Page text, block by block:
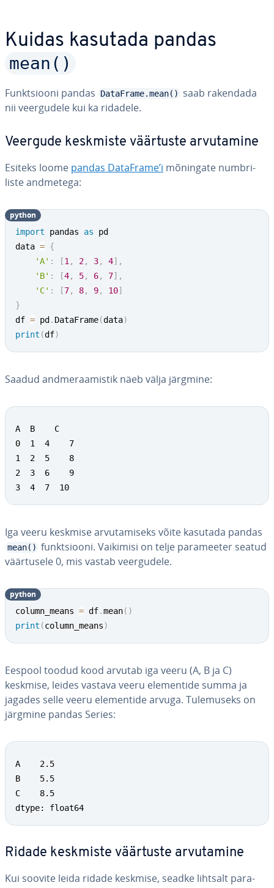
Kuidas kasutada pandas
mean()
Funkt­siooni pandas DataFrame.mean()
saab rakendada
nii veer­gu­dele kui ka ridadele.
Veergude keskmiste väärtuste ar­vu­ta­mine
Esiteks loome pandas DataFrame’i mõningate numb­ri­
liste andmetega:
import pandas as pd
data = {
'A' : [1 , 2, 3, 4] ,
'B' : [4, 5, 6, 7] ,
'C' : [7, 8, 9, 10]
}
df = pd . DataFrame(data)
print (df)
python
Saadud and­me­raa­mis­tik näeb välja järgmine:
A  B    C
0  1  4    7
1  2  5    8
2  3  6    9
3  4  7  10
Iga veeru keskmise ar­vu­ta­miseks võite kasutada pandas
mean() funkt­siooni. Vaikimisi on telje pa­ra­mee­ter seatud
väär­tu­sele 0, mis vastab veer­gu­dele.
column_means = df.mean( )
print (column_means)
python
Eespool toodud kood arvutab iga veeru (A, B ja C)
keskmise, leides vastava veeru ele­men­tide summa ja
jagades selle veeru ele­men­tide arvuga. Tu­le­mu­seks on
järgmine pandas Series:
A    2.5
B    5.5
C    8.5
dtype: float64
Ridade keskmiste väärtuste ar­vu­ta­mine
Kui soovite leida ridade keskmise, seadke lihtsalt pa­ra­